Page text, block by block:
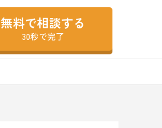
無料で相談する
30秒で完了